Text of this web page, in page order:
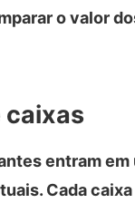
o valor
caixas
entram
Cada